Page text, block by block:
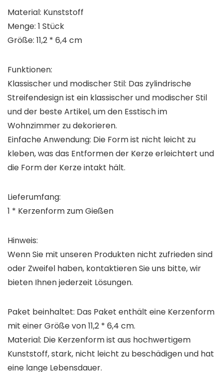
Material: Kunststoff
Menge: 1 Stück
Größe: 11,2 * 6,4 cm
Funktionen:
Klassischer und modischer Stil: Das zylindrische
Streifendesign ist ein klassischer und modischer Stil
und der beste Artikel, um den Esstisch im
Wohnzimmer zu dekorieren.
Einfache Anwendung: Die Form ist nicht leicht zu
kleben, was das Entformen der Kerze erleichtert und
die Form der Kerze intakt hält.
Lieferumfang:
1 * Kerzenform zum Gießen
Hinweis:
Wenn Sie mit unseren Produkten nicht zufrieden sind
oder Zweifel haben, kontaktieren Sie uns bitte, wir
bieten Ihnen jederzeit Lösungen.
Paket beinhaltet: Das Paket enthält eine Kerzenform
mit einer Größe von 11,2 * 6,4 cm.
Material: Die Kerzenform ist aus hochwertigem
Kunststoff, stark, nicht leicht zu beschädigen und hat
eine lange Lebensdauer.